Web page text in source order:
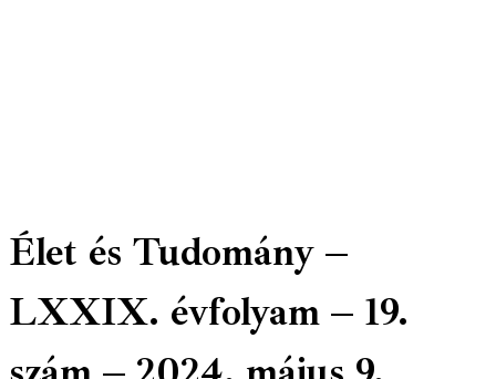
Élet és Tudomány –
LXXIX. évfolyam – 19.